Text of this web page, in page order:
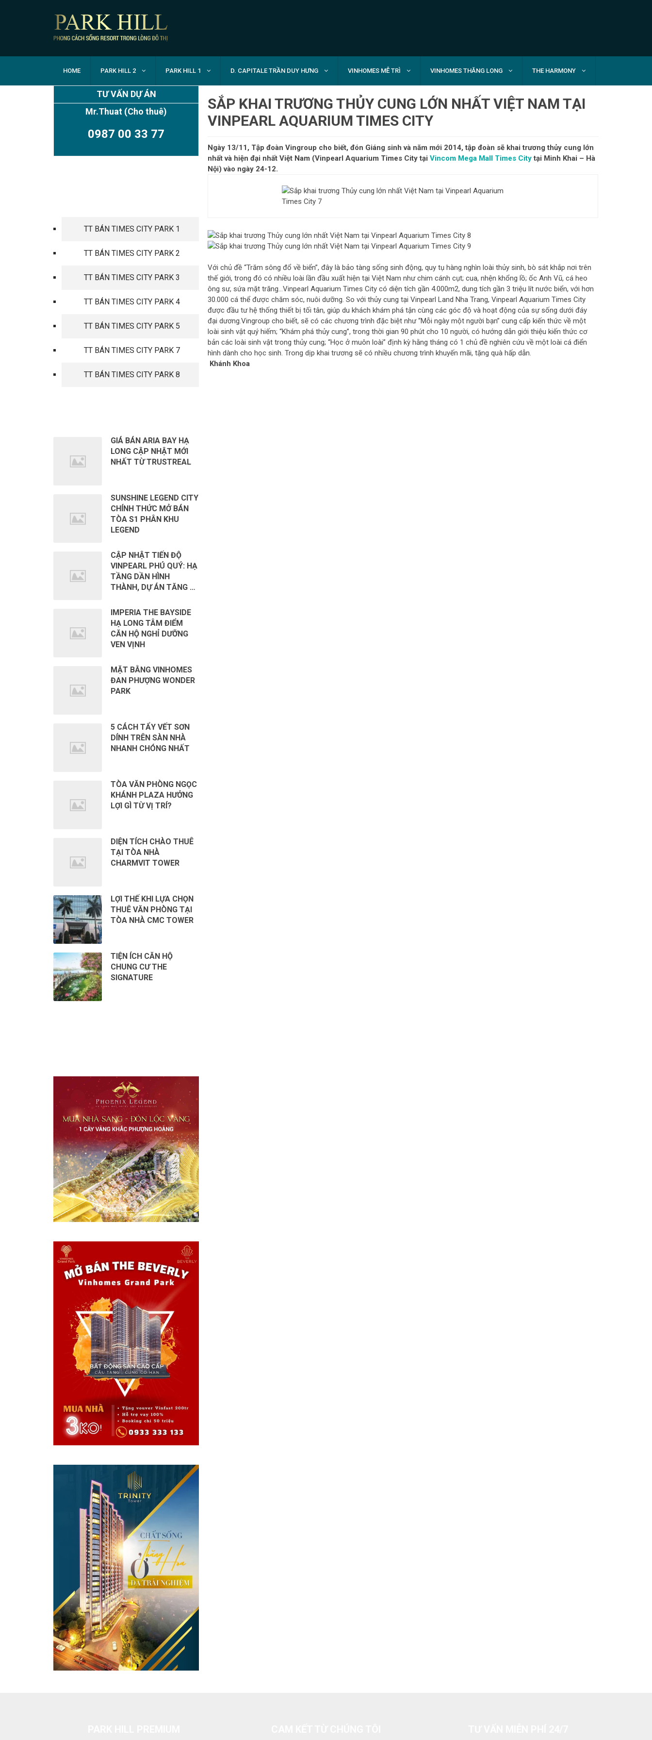
HOME PARK HILL 2 PARK HILL 1 D. CAPITALE TRẦN DUY HƯNG VINHOMES MỄ TRÌ VINHOMES THĂNG LONG THE HARMONY
SẮP KHAI TRƯƠNG THỦY CUNG LỚN NHẤT VIỆT NAM TẠI
VINPEARL AQUARIUM TIMES CITY
Ngày 13/11, Tập đoàn Vingroup cho biết, đón Giáng sinh và năm mới 2014, tập đoàn sẽ khai trương thủy cung lớn
nhất và hiện đại nhất Việt Nam (Vinpearl Aquarium Times City tạiVincom Mega Mall Times Citytại Minh Khai – Hà
Nội) vào ngày 24-12.
Với chủ đề “Trăm sông đổ về biển”, đây là bảo tàng sống sinh động, quy tụ hàng nghìn loài thủy sinh, bò sát khắp nơi trên
thế giới, trong đó có nhiều loài lần đầu xuất hiện tại Việt Nam như chim cánh cụt; cua, nhện khổng lồ; ốc Anh Vũ, cá heo
ông sư, sứa mặt trăng…Vinpearl Aquarium Times City có diện tích gần 4.000m2, dung tích gần 3 triệu lít nước biển, với hơn
30.000 cá thể được chăm sóc, nuôi dưỡng. So với thủy cung tại Vinpearl Land Nha Trang, Vinpearl Aquarium Times City
được đầu tư hệ thống thiết bị tối tân, giúp du khách khám phá tận cùng các góc độ và hoạt động của sự sống dưới đáy
đại dương.Vingroup cho biết, sẽ có các chương trình đặc biệt như “Mỗi ngày một người bạn” cung cấp kiến thức về một
loài sinh vật quý hiếm; “Khám phá thủy cung”, trong thời gian 90 phút cho 10 người, có hướng dẫn giới thiệu kiến thức cơ
bản các loài sinh vật trong thủy cung; “Học ở muôn loài” định kỳ hằng tháng có 1 chủ đề nghiên cứu về một loài cá điển
hình dành cho học sinh. Trong dịp khai trương sẽ có nhiều chương trình khuyến mãi, tặng quà hấp dẫn.
Khánh Khoa
TƯ VẤN DỰ ÁN
Mr.Thuat (Cho thuê)
0987 00 33 77
TT BÁN TIMES CITY PARK 1
TT BÁN TIMES CITY PARK 2
TT BÁN TIMES CITY PARK 3
TT BÁN TIMES CITY PARK 4
TT BÁN TIMES CITY PARK 5
TT BÁN TIMES CITY PARK 7
TT BÁN TIMES CITY PARK 8
GIÁ BÁN ARIA BAY HẠ
LONG CẬP NHẬT MỚI
NHẤT TỪ TRUSTREAL
SUNSHINE LEGEND CITY
CHÍNH THỨC MỞ BÁN
TÒA S1 PHÂN KHU
LEGEND
CẬP NHẬT TIẾN ĐỘ
VINPEARL PHÚ QUÝ: HẠ
TẦNG DẦN HÌNH
THÀNH, DỰ ÁN TĂNG …
IMPERIA THE BAYSIDE
HẠ LONG TÂM ĐIỂM
CĂN HỘ NGHỈ DƯỠNG
VEN VỊNH
MẶT BẰNG VINHOMES
ĐAN PHƯỢNG WONDER
PARK
5 CÁCH TẨY VẾT SƠN
DÍNH TRÊN SÀN NHÀ
NHANH CHÓNG NHẤT
TÒA VĂN PHÒNG NGỌC
KHÁNH PLAZA HƯỞNG
LỢI GÌ TỪ VỊ TRÍ?
DIỆN TÍCH CHÀO THUÊ
TẠI TÒA NHÀ
CHARMVIT TOWER
LỢI THẾ KHI LỰA CHỌN
THUÊ VĂN PHÒNG TẠI
TÒA NHÀ CMC TOWER
TIỆN ÍCH CĂN HỘ
CHUNG CƯ THE
SIGNATURE